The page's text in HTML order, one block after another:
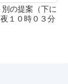
の提案（下に
１０時０３分